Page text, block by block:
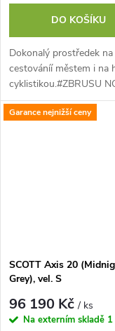
DO KOŠÍKU
Dokonalý prostředek na
cestováníí městem i na
cyklistikou.#ZBRUSU
SCOTT AXIS vybaven
nejnovějším motorem
Garance nejnižší ceny
SCOTT Axis 20
Grey), vel. S
96 190 Kč/ ks
Na externím skladě